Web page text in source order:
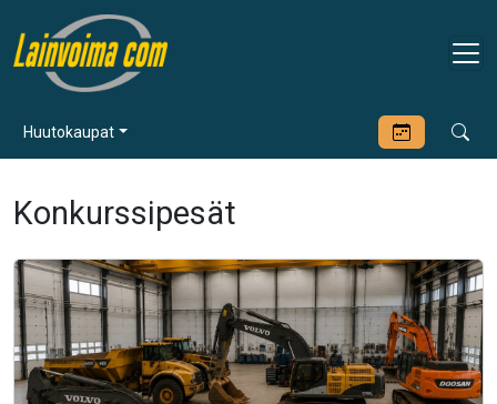
Huutokaupat
Konkurssipesät